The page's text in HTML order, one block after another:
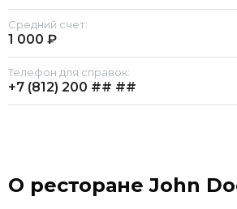
Средний счет:
1 000 ₽
Телефон для справок:
+7 (812) 200 ## ##
О ресторане John